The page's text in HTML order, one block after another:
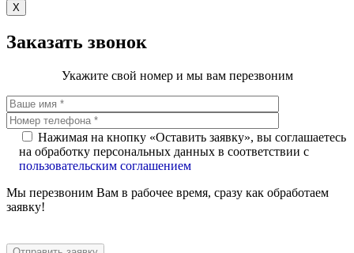
X
Заказать звонок
Укажите свой номер и мы вам перезвоним
Нажимая на кнопку «Оставить заявку», вы соглашаетесь
на обработку персональных данных в соответствии с
пользовательским соглашением
Мы перезвоним Вам в рабочее время, сразу как обработаем
заявку!